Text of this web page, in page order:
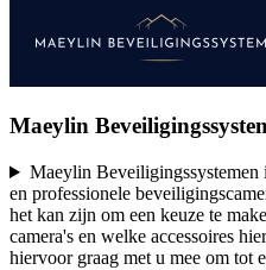
Maeylin
Maeylin
en professionele
het kan zijn om een keuze te
camera's en welke accessoires
hiervoor graag met u mee om tot